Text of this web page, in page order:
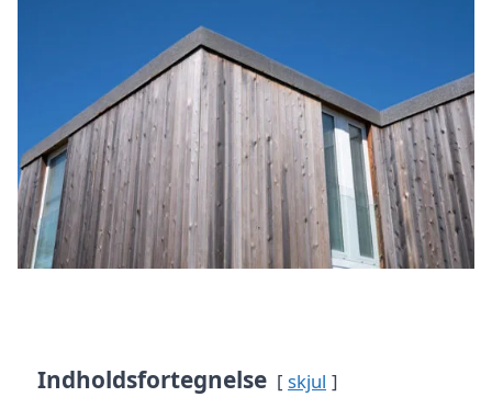
Indholdsfortegnelse skjul